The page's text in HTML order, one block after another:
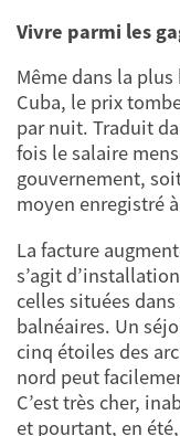
Vivre parmi les
Même dans la
Cuba, le prix
par nuit. Traduit
fois le salaire
gouvernement,
moyen enregistré
La facture
s’agit
celles situées
balnéaires. Un
cinq étoiles des
nord peut
C’est très cher,
et pourtant, en